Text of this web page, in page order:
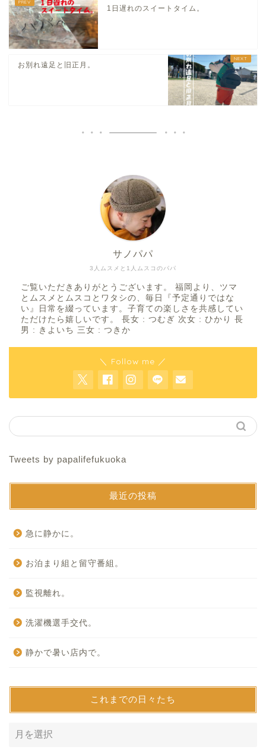
1日遅れのスイートタイム。
お別れ遠足と旧正月。
3人ムスメと1人ムスコのパパ
サノパパ
ご覧いただきありがとうございます。 福岡より、ツマ
とムスメとムスコとワタシの、毎日『予定通りではな
い』日常を綴っています。子育ての楽しさを共感してい
ただけたら嬉しいです。 長女 : つむぎ 次女 : ひかり 長
男 : きよいち 三女 : つきか
＼ Follow me ／
Tweets by papalifefukuoka
最近の投稿
急に静かに。
お泊まり組と留守番組。
監視離れ。
洗濯機選手交代。
静かで暑い店内で。
これまでの日々たち